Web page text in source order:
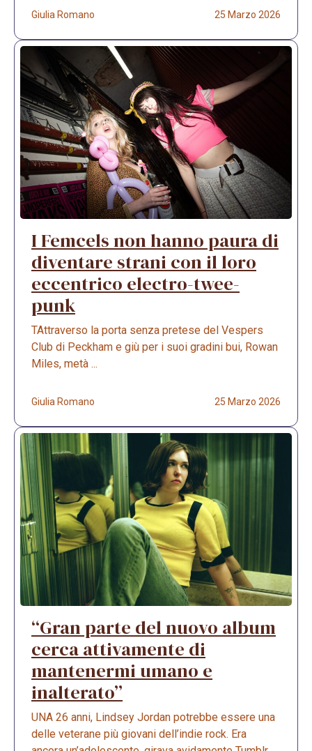
Giulia Romano 25 Marzo 2026
I Femcels non hanno paura di
diventare strani con il loro
eccentrico electro-twee-
punk
TAttraverso la porta senza pretese del Vespers
Club di Peckham e giù per i suoi gradini bui, Rowan
Miles, metà ...
Giulia Romano 25 Marzo 2026
“Gran parte del nuovo album
cerca attivamente di
mantenermi umano e
inalterato”
UNA 26 anni, Lindsey Jordan potrebbe essere una
delle veterane più giovani dell’indie rock. Era